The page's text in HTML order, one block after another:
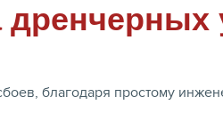
благодаря простому